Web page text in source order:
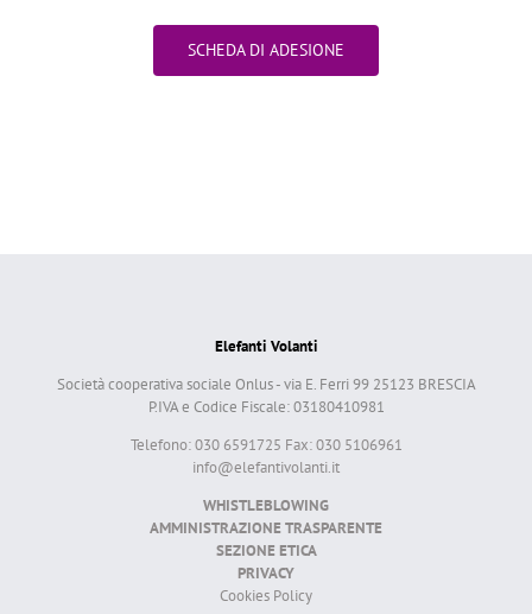
SCHEDA DI ADESIONE
Elefanti Volanti
Società cooperativa sociale Onlus - via E. Ferri 99 25123 BRESCIA
P.IVA e Codice Fiscale: 03180410981
Telefono: 030 6591725 Fax: 030 5106961
info@elefantivolanti.it
WHISTLEBLOWING
AMMINISTRAZIONE TRASPARENTE
SEZIONE ETICA
PRIVACY
Cookies Policy